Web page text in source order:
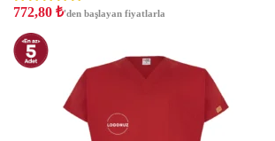
772,80 ₺'den başlayan fiyatlarla